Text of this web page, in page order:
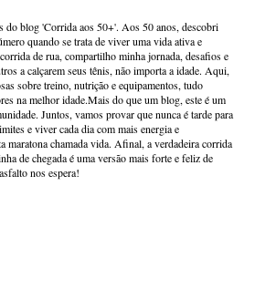
do blog 'Corrida aos 50+'. Aos 50 anos, descobri
quando se trata de viver uma vida ativa e
de rua, compartilho minha jornada, desafios e
a calçarem seus tênis, não importa a idade. Aqui,
sobre treino, nutrição e equipamentos, tudo
na melhor idade.Mais do que um blog, este é um
Juntos, vamos provar que nunca é tarde para
e viver cada dia com mais energia e
maratona chamada vida. Afinal, a verdadeira corrida
de chegada é uma versão mais forte e feliz de
nos espera!